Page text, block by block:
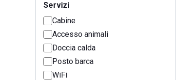
Servizi
Cabine
Accesso animali
Doccia calda
Posto barca
WiFi